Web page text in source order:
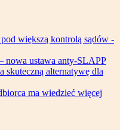
większą kontrolą sądów -
nowa ustawa anty-SLAPP
skuteczną alternatywę dla
ma wiedzieć więcej